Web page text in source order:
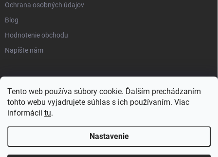
Tento web používa súbory cookie. Ďalším prechádzaním
tohto webu vyjadrujete súhlas s ich používaním. Viac
informácií tu.
Nastavenie
Ochrana osobných údajov
Blog
Hodnotenie obchodu
Napíšte nám